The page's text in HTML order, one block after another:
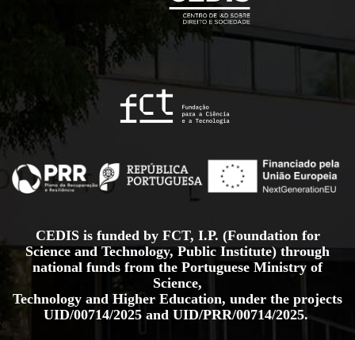
CEDIS is funded by FCT, I.P. (Foundation for
Science and Technology, Public Institute) through
national funds from the Portuguese Ministry of
Science,
Technology and Higher Education, under the projects
UID/00714/2025 and UID/PRR/00714/2025.